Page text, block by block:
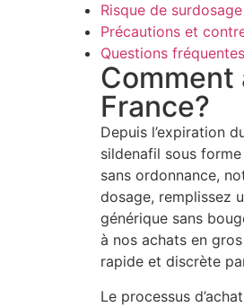
Risque de surdosage
Précautions et
Questions
Comment
France?
Depuis l’expiration
sildenafil sous
sans ordonnance,
dosage, remplissez
générique sans
à nos achats en
rapide et discrète
Le processus